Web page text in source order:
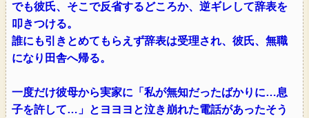
でも彼氏、そこで反省するどころか、逆ギレして辞表を
叩きつける。
誰にも引きとめてもらえず辞表は受理され、彼氏、無職
になり田舎へ帰る。
一度だけ彼母から実家に「私が無知だったばかりに…息
子を許して…」とヨヨヨと泣き崩れた電話があったそう